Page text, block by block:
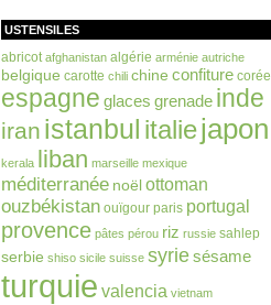
USTENSILES
abricot afghanistan algérie arménie autriche
belgique carotte chili chine confiture corée
espagne glaces grenade inde
iran istanbul italiejapon
kerala liban marseille mexique
méditerranée noëlottoman
ouzbékistan ouïgour paris portugal
provence pâtes pérou riz russie sahlep
serbie shiso sicile suisse syriesésame
turquie valencia vietnam